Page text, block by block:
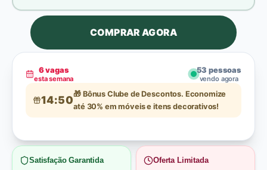
COMPRAR AGORA
6vagas
esta semana
54 pessoas
vendo agora
14:49🎁 Bônus Clube de Descontos. Economize
até 30% em móveis e itens decorativos!
Satisfação Garantida
Oferta Limitada